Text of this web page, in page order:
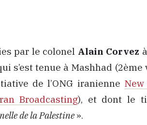
par le colonel Alain Corvez
s’est tenue à Mashhad (2ème
de l’ONG iranienne
Broadcasting), et dont le
de la Palestine ».